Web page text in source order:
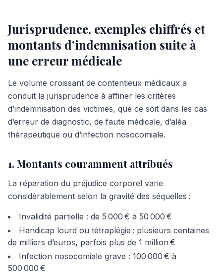
Jurisprudence, exemples chiffrés et
montants d’indemnisation suite à
une erreur médicale
Le volume croissant de contentieux médicaux a
conduit la jurisprudence à affiner les critères
d’indemnisation des victimes, que ce soit dans les cas
d’erreur de diagnostic, de faute médicale, d’aléa
thérapeutique ou d’infection nosocomiale.
1. Montants couramment attribués
La réparation du préjudice corporel varie
considérablement selon la gravité des séquelles :
Invalidité partielle : de 5 000 € à 50 000 €
Handicap lourd ou tétraplégie : plusieurs centaines
de milliers d’euros, parfois plus de 1 million €
Infection nosocomiale grave : 100 000 € à
500 000 €